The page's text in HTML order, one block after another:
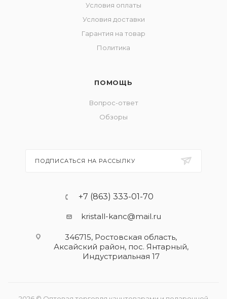
Условия оплаты
Условия доставки
Гарантия на товар
Политика
ПОМОЩЬ
Вопрос-ответ
Обзоры
ПОДПИСАТЬСЯ НА РАССЫЛКУ
+7 (863) 333-01-70
kristall-kanc@mail.ru
346715, Ростовская область​,
Аксайский район, пос. Янтарный,
Индустриальная 17